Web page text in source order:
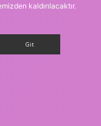
kaldırılacaktır.